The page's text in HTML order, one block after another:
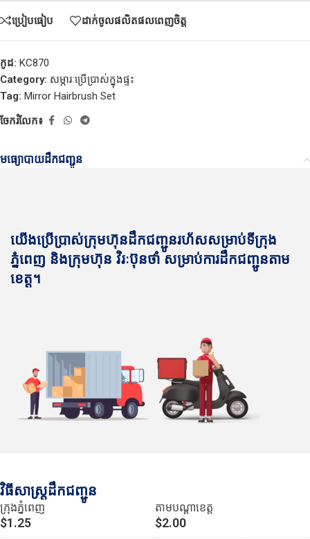
ប្រៀបធៀប ដាក់ចូលផលិតផលពេញចិត្ត
កូដ: KC870
Category: សម្ភារៈប្រើប្រាស់ក្នុងផ្ទះ
Tag: Mirror Hairbrush Set
ចែករំលែក៖
មធ្យោបាយដឹកជញ្ជូន
យើងប្រើប្រាស់ក្រុមហ៊ុនដឹកជញ្ជូនរហ័សសម្រាប់ទីក្រុង
ភ្នំពេញ និងក្រុមហ៊ុន វិរៈប៊ុនថាំ សម្រាប់ការដឹកជញ្ជូនតាម
ខេត្ត។
វិធីសាស្រ្តដឹកជញ្ជូន
ក្រុងភ្នំពេញ
$1.25
តាមបណ្ដាខេត្ត
$2.00